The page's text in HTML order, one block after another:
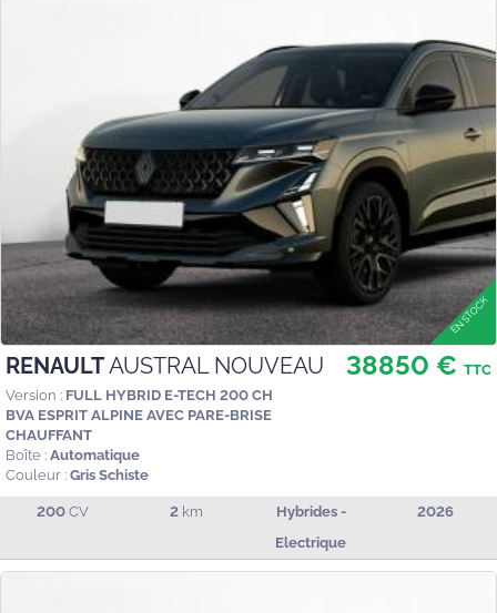
RENAULTAUSTRAL NOUVEAU
Version : FULL HYBRID E-TECH 200 CH
BVA ESPRIT ALPINE AVEC PARE-BRISE
CHAUFFANT
Boîte : Automatique
Couleur : Gris Schiste
38850 € TTC
200 CV 2 km
Hybrides -
Electrique
2026